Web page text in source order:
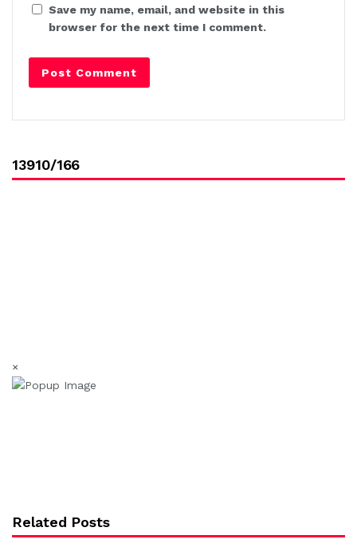
Save my name, email, and website in this
browser for the next time I comment.
13910/166
×
Related Posts